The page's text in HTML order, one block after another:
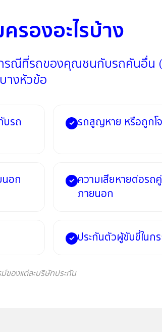
รองอะไรบ้าง
รณีที่รถของคุณชนกับรถคันอื่น
างหัวข้อ
บรถ
✓ รถสูญหาย หรือถูกโ
นอก ✓ ความเสียหายต่อร
ภายนอก
✓ ประกันตัวผู้ขับขี่ในก
ม์ของแต่ละบริษัทประกัน